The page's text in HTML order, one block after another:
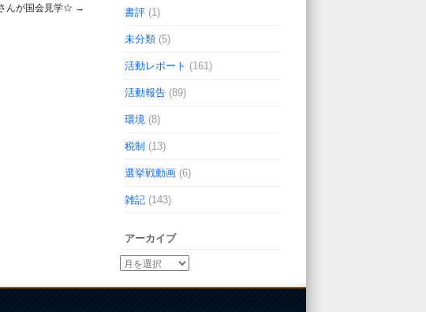
んが国会見学☆ → 書評 (1)
未分類 (5)
活動レポート (161)
活動報告 (89)
環境 (8)
税制 (13)
選挙戦動画 (6)
雑記 (143)
アーカイブ